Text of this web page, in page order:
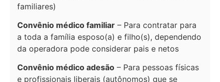
familiares)
Convênio médico familiar – Para contratar para
a toda a família esposo(a) e filho(s), dependendo
da operadora pode considerar pais e netos
Convênio médico adesão – Para pessoas físicas
e profissionais liberais (autônomos) que se